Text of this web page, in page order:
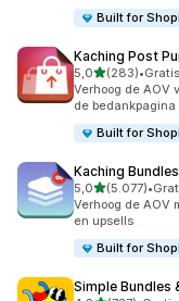
Built for
Kaching Post
5,0van 5 sterren
(283)
283 recensies in
•
Verhoog de AOV
de bedankpagina
Built for
Kaching
5,0van 5 sterren
(5.077)
5077 recensies
•
Verhoog de AOV
en upsells
Built for
Simple Bundles